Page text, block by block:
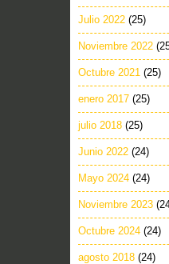
Julio 2022 (25)
Noviembre 2022
Octubre 2021 (25)
enero 2017 (25)
julio 2018 (25)
Junio 2022 (24)
Mayo 2024 (24)
Noviembre 2023
Octubre 2024 (24)
agosto 2018 (24)